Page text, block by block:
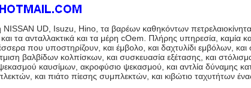
NISSAN UD, Isuzu, Hino, τα βαρέων καθηκόντων
τα ανταλλακτικά και τα μέρη cOem. Πλήρης υπηρεσία, καμία
που υποστηρίζουν, και έμβολο, και δαχτυλίδι εμβόλων,
βαλβίδων κολπίσκων, και συσκευασία εξέτασης, και
καυσίμων, ακροφύσιο ψεκασμού, και αντλία δύναμης
και πιάτο πίεσης συμπλεκτών, και κιβώτιο ταχυτήτων